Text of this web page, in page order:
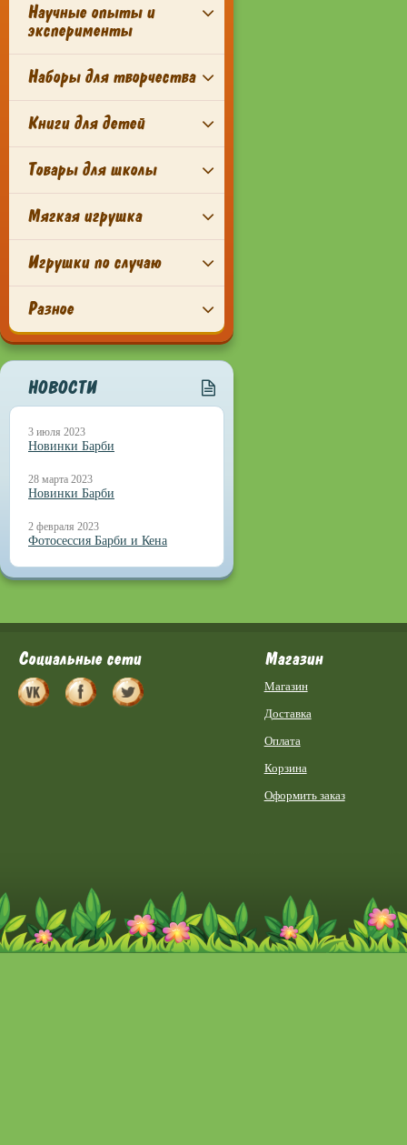
Научные опыты и
эксперименты
Наборы для творчества
Книги для детей
Товары для школы
Мягкая игрушка
Игрушки по случаю
Разное
НОВОСТИ
3 июля 2023
Новинки Барби
28 марта 2023
Новинки Барби
2 февраля 2023
Фотосессия Барби и Кена
Социальные сети Магазин
Магазин
Доставка
Оплата
Корзина
Оформить заказ